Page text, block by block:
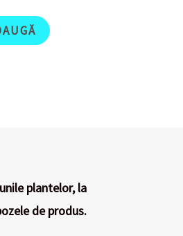
plantelor, la
de produs.